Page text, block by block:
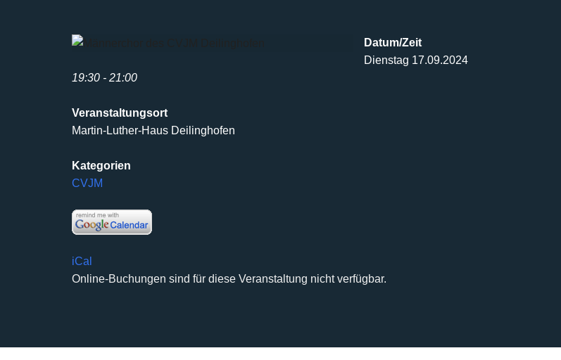
Datum/Zeit
Dienstag 17.09.2024
19:30 - 21:00
Veranstaltungsort
Martin-Luther-Haus Deilinghofen
Kategorien
CVJM
iCal
Online-Buchungen sind für diese Veranstaltung nicht verfügbar.